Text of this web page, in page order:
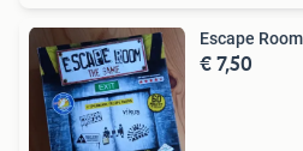
Escape
€ 7,50